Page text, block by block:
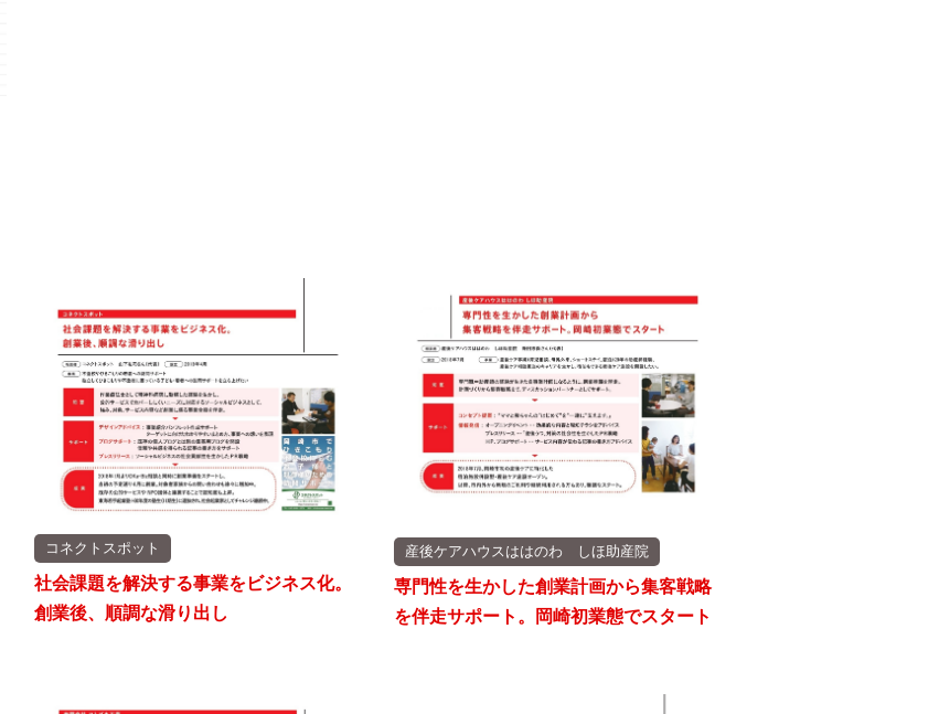
コネクトスポット
社会課題を解決する事業をビジネス化。
創業後、順調な滑り出し
産後ケアハウスははのわ しほ助産院
専門性を生かした創業計画から集客戦略
を伴走サポート。岡崎初業態でスタート